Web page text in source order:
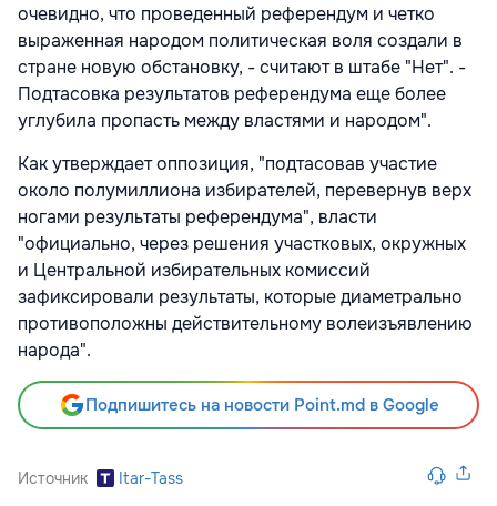
очевидно, что проведенный референдум и четко
выраженная народом политическая воля создали в
стране новую обстановку, - считают в штабе "Нет". -
Подтасовка результатов референдума еще более
углубила пропасть между властями и народом".
Как утверждает оппозиция, "подтасовав участие
около полумиллиона избирателей, перевернув верх
ногами результаты референдума", власти
"официально, через решения участковых, окружных
и Центральной избирательных комиссий
зафиксировали результаты, которые диаметрально
противоположны действительному волеизъявлению
народа".
Подпишитесь на новости Point.md в Google
Источник Itar-Tass